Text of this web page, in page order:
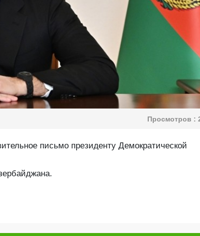
Просмотров :
письмо президенту Демократической